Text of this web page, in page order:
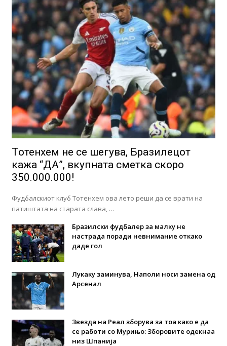
Тотенхем не се шегува, Бразилецот
кажа “ДА”, вкупната сметка скоро
350.000.000!
Фудбалскиот клуб Тотенхем ова лето реши да се врати на
патиштата на старата слава, …
Бразилски фудбалер за малку не
настрада поради невнимание откако
даде гол
Лукаку заминува, Наполи носи замена од
Арсенал
Звезда на Реал зборува за тоа како е да
се работи со Мурињо: Зборовите одекнаа
низ Шпанија